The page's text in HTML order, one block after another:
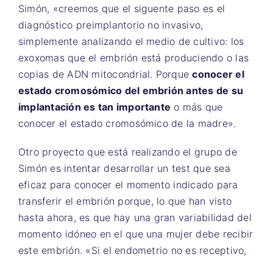
Simón, «creemos que el siguente paso es el
diagnóstico preimplantorio no invasivo,
simplemente analizando el medio de cultivo: los
exoxomas que el embrión está produciendo o las
copias de ADN mitocondrial. Porqueconocer el
estado cromosómico del embrión antes de su
implantación es tan importante o más que
conocer el estado cromosómico de la madre».
Otro proyecto que está realizando el grupo de
Simón es intentar desarrollar un test que sea
eficaz para conocer el momento indicado para
transferir el embrión porque, lo que han visto
hasta ahora, es que hay una gran variabilidad del
momento idóneo en el que una mujer debe recibir
este embrión. «Si el endometrio no es receptivo,